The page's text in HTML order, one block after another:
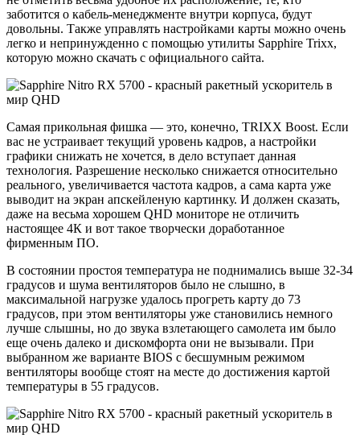
заботится о кабель-менеджменте внутри корпуса, будут
довольны. Также управлять настройками карты можно очень
легко и непринужденно с помощью утилиты Sapphire Trixx,
которую можно скачать с официального сайта.
Самая прикольная фишка — это, конечно, TRIXX Boost. Если
вас не устраивает текущий уровень кадров, а настройки
графики снижать не хочется, в дело вступает данная
технология. Разрешение несколько снижается относительно
реального, увеличивается частота кадров, а сама карта уже
выводит на экран апскейленую картинку. И должен сказать,
даже на весьма хорошем QHD мониторе не отличить
настоящее 4К и вот такое творчески доработанное
фирменным ПО.
В состоянии простоя температура не поднимались выше 32-34
градусов и шума вентиляторов было не слышно, в
максимальной нагрузке удалось прогреть карту до 73
градусов, при этом вентиляторы уже становились немного
лучше слышны, но до звука взлетающего самолета им было
еще очень далеко и дискомфорта они не вызывали. При
выбранном же варианте BIOS с бесшумным режимом
вентиляторы вообще стоят на месте до достижения картой
температуры в 55 градусов.